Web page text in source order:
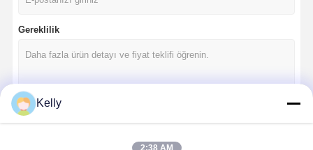
Gereklilik
Kelly
2:38 AM